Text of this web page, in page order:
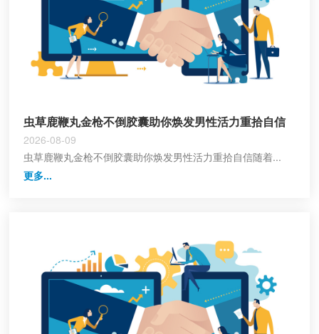
虫草鹿鞭丸金枪不倒胶囊助你焕发男性活力重拾自信
2026-08-09
虫草鹿鞭丸金枪不倒胶囊助你焕发男性活力重拾自信随着...
更多...